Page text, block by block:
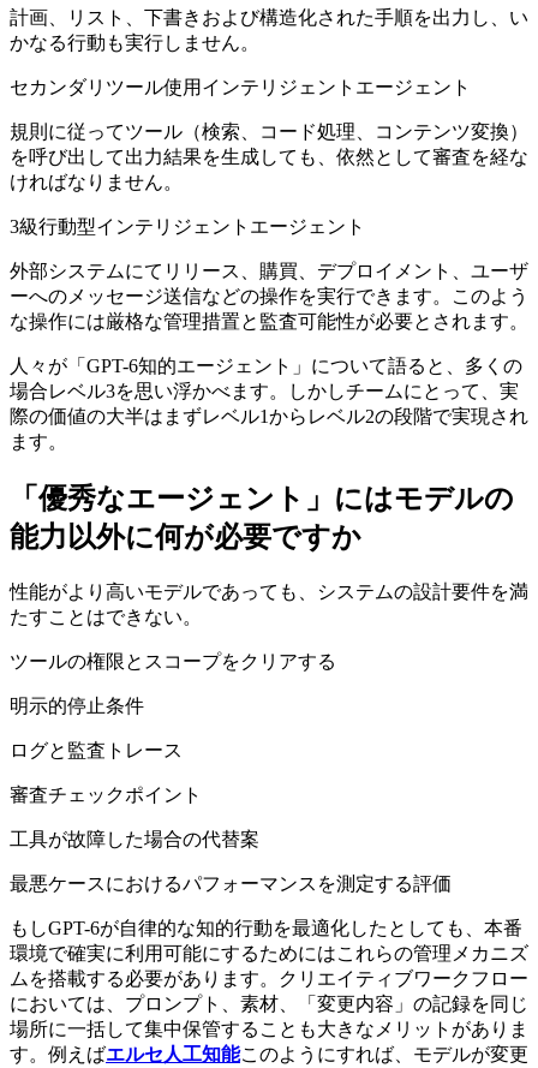
計画、リスト、下書きおよび構造化された手順を出力し、い
かなる行動も実行しません。
セカンダリツール使用インテリジェントエージェント
規則に従ってツール（検索、コード処理、コンテンツ変換）
を呼び出して出力結果を生成しても、依然として審査を経な
ければなりません。
3級行動型インテリジェントエージェント
外部システムにてリリース、購買、デプロイメント、ユーザ
ーへのメッセージ送信などの操作を実行できます。このよう
な操作には厳格な管理措置と監査可能性が必要とされます。
人々が「GPT-6知的エージェント」について語ると、多くの
場合レベル3を思い浮かべます。しかしチームにとって、実
際の価値の大半はまずレベル1からレベル2の段階で実現され
ます。
「優秀なエージェント」にはモデルの
能力以外に何が必要ですか
性能がより高いモデルであっても、システムの設計要件を満
たすことはできない。
ツールの権限とスコープをクリアする
明示的停止条件
ログと監査トレース
審査チェックポイント
工具が故障した場合の代替案
最悪ケースにおけるパフォーマンスを測定する評価
もしGPT-6が自律的な知的行動を最適化したとしても、本番
環境で確実に利用可能にするためにはこれらの管理メカニズ
ムを搭載する必要があります。クリエイティブワークフロー
においては、プロンプト、素材、「変更内容」の記録を同じ
場所に一括して集中保管することも大きなメリットがありま
す。例えばエルセ人工知能このようにすれば、モデルが変更